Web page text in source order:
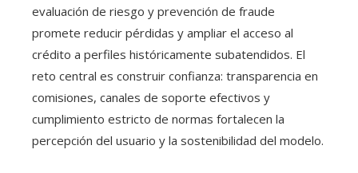
evaluación de riesgo y prevención de fraude
promete reducir pérdidas y ampliar el acceso al
crédito a perfiles históricamente subatendidos. El
reto central es construir confianza: transparencia en
comisiones, canales de soporte efectivos y
cumplimiento estricto de normas fortalecen la
percepción del usuario y la sostenibilidad del modelo.